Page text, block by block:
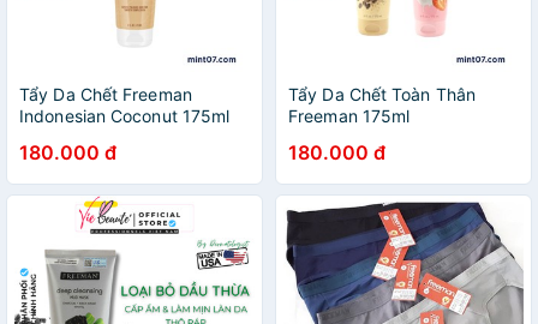
Tẩy Da Chết Freeman
Indonesian Coconut 175ml
180.000 đ
Tẩy Da Chết Toàn Thân
Freeman 175ml
180.000 đ